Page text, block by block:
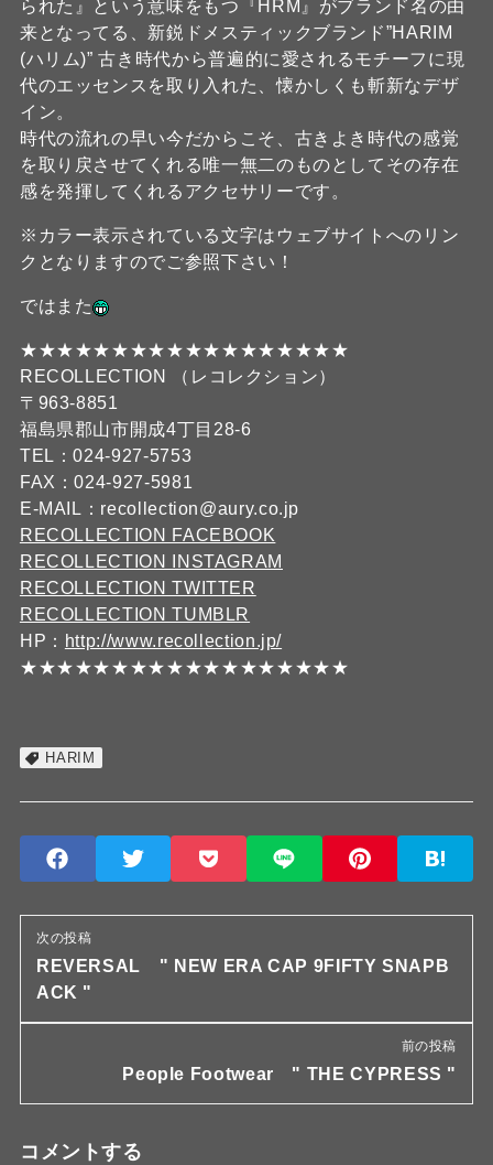
られた』という意味をもつ『HRM』がブランド名の由
来となってる、新鋭ドメスティックブランド”HARIM
(ハリム)” 古き時代から普遍的に愛されるモチーフに現
代のエッセンスを取り入れた、懐かしくも斬新なデザ
イン。
時代の流れの早い今だからこそ、古きよき時代の感覚
を取り戻させてくれる唯一無二のものとしてその存在
感を発揮してくれるアクセサリーです。
※カラー表示されている文字はウェブサイトへのリン
クとなりますのでご参照下さい！
ではまた
★★★★★★★★★★★★★★★★★★
RECOLLECTION （レコレクション）
〒963-8851
福島県郡山市開成4丁目28-6
TEL：024-927-5753
FAX：024-927-5981
E-MAIL：recollection@aury.co.jp
RECOLLECTION FACEBOOK
RECOLLECTION INSTAGRAM
RECOLLECTION TWITTER
RECOLLECTION TUMBLR
HP： http://www.recollection.jp/
★★★★★★★★★★★★★★★★★★
HARIM
次の投稿
REVERSAL " NEW ERA CAP 9FIFTY SNAPB
ACK "
前の投稿
People Footwear " THE CYPRESS "
コメントする